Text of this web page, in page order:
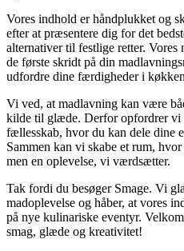
Vores indhold er håndplukket og
efter at præsentere dig for det
alternativer til festlige retter. Vores
de første skridt på din
udfordre dine færdigheder i
Vi ved, at madlavning kan være
kilde til glæde. Derfor opfordrer vi
fællesskab, hvor du kan dele dine
Sammen kan vi skabe et rum,
men en oplevelse, vi værdsætter.
Tak fordi du besøger Smage. Vi
madoplevelse og håber, at vores
på nye kulinariske eventyr.
smag, glæde og kreativitet!